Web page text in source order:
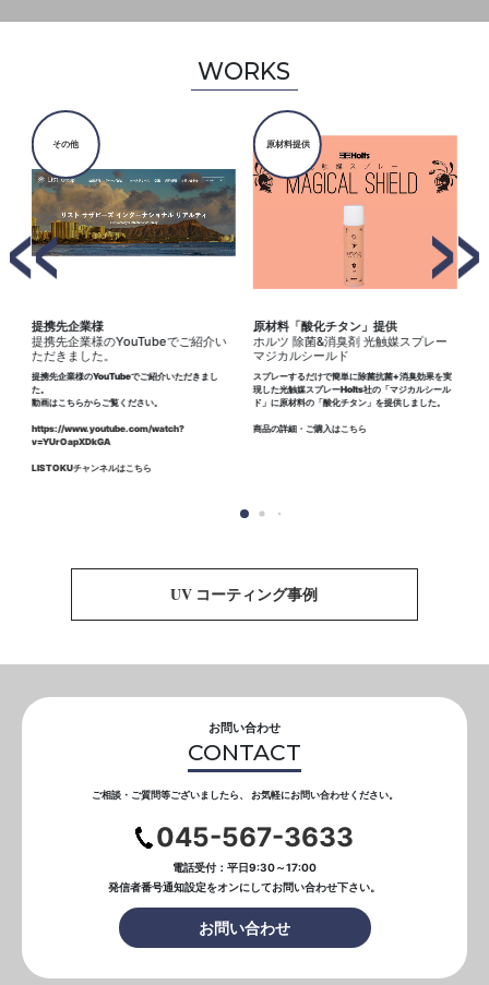
WORKS
その他
提携先企業様
提携先企業様のYouTubeでご紹介い
ただきました。
提携先企業様のYouTubeでご紹介いただきまし
た。
動画はこちらからご覧ください。
https://www.youtube.com/watch?
v=YUrOapXDkGA
LISTOKUチャンネルはこちら
原材料提供
原材料「酸化チタン」提供
ホルツ 除菌&消臭剤 光触媒スプレー
マジカルシールド
スプレーするだけで簡単に除菌抗菌+消臭効果を実
現した光触媒スプレーHolts社の「マジカルシール
ド」に原材料の「酸化チタン」を提供しました。
商品の詳細・ご購入は こちら
UV コーティング事例
お問い合わせ
CONTACT
ご相談・ご質問等ございましたら、 お気軽にお問い合わせください。
045-567-3633
電話受付：平日9:30～17:00
発信者番号通知設定をオンにしてお問い合わせ下さい。
お問い合わせ